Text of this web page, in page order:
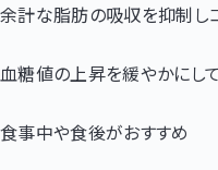
余計な脂肪の吸収を抑制し
血糖値の上昇を緩やかにして
食事中や食後がおすすめ